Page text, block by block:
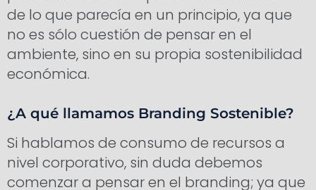
de lo que parecía en un principio, ya que
no es sólo cuestión de pensar en el
ambiente, sino en su propia sostenibilidad
económica.
¿A qué llamamos Branding Sostenible?
Si hablamos de consumo de recursos a
nivel corporativo, sin duda debemos
comenzar a pensar en el branding; ya que